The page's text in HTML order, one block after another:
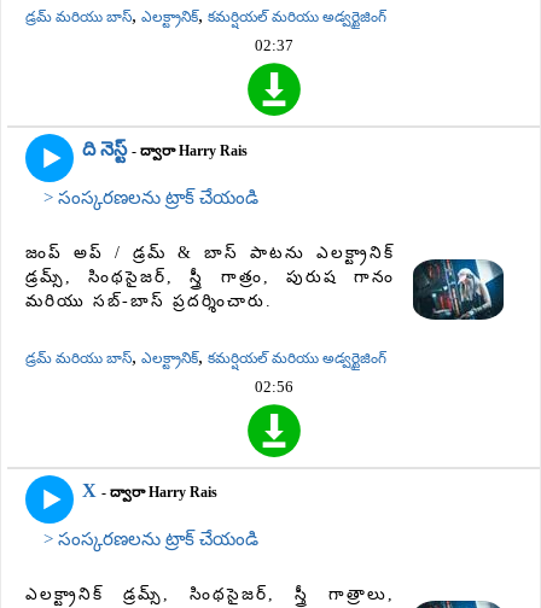
డ్రమ్ మరియు బాస్, ఎలక్ట్రానిక్, కమర్షియల్ మరియు అడ్వర్టైజింగ్
02:37
ది నెస్ట్ - ద్వారా Harry Rais
> సంస్కరణలను ట్రాక్ చేయండి
జంప్ అప్ / డ్రమ్ & బాస్ పాటను ఎలక్ట్రానిక్
డ్రమ్స్, సింథసైజర్, స్త్రీ గాత్రం, పురుష గానం
మరియు సబ్-బాస్ ప్రదర్శించారు.
డ్రమ్ మరియు బాస్, ఎలక్ట్రానిక్, కమర్షియల్ మరియు అడ్వర్టైజింగ్
02:56
X - ద్వారా Harry Rais
> సంస్కరణలను ట్రాక్ చేయండి
ఎలక్ట్రానిక్ డ్రమ్స్, సింథసైజర్, స్త్రీ గాత్రాలు,